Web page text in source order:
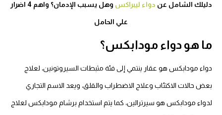
دليلك الشامل عن دواء ليبراكس وهل يسبب الإدمان؟ واهم 4 اضرار
علي الحامل
ما هو دواء مودابكس؟
دواء مودابكس هو عقار ينتمي إلى فئة مثبطات السيروتونين، لعلاج
بعض حالات الاكتئاب وعلاج الاضطراب والقلق، ويعد الاسم التجاري
لدواء مودابكس هو سيرترالين، كما يتم استخدام برشام مودابكس لعلاج